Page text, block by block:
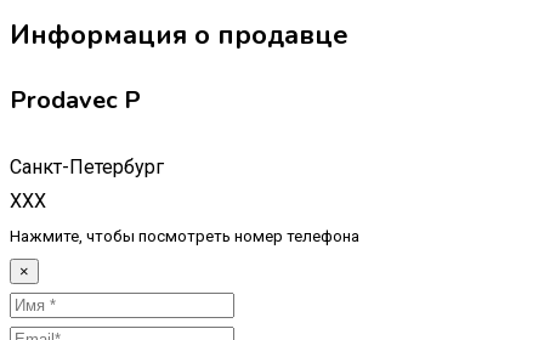
Информация о продавце
Prodavec P
Санкт-Петербург
XXX
Нажмите, чтобы посмотреть номер телефона
×